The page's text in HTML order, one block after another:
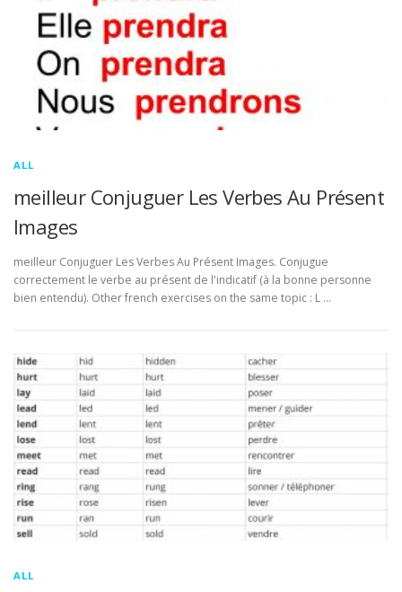
ALL
meilleur Conjuguer Les Verbes Au Présent
Images
meilleur Conjuguer Les Verbes Au Présent Images. Conjugue
correctement le verbe au présent de l'indicatif (à la bonne personne
bien entendu). Other french exercises on the same topic : L …
ALL